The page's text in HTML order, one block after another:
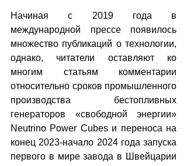
Начиная с 2019 года в
международной прессе появилось
множество публикаций о технологии,
однако, читатели оставляют ко
многим статьям комментарии
относительно сроков промышленного
производства бестопливных
генераторов «свободной энергии»
Neutrino Power Cubes и переноса на
конец 2023-начало 2024 года запуска
первого в мире завода в Швейцарии